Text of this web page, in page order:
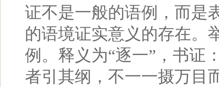
证不是一般的语例，而是
的语境证实意义的存在。
例。释义为“逐一”，书证
者引其纲，不一一摄万